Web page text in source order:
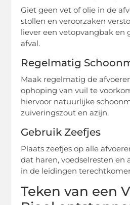
Giet geen vet of olie in de
stollen en veroorzaken
liever een vetopvangbak en
afval.
Regelmatig
Maak regelmatig de
ophoping van vuil te
hiervoor natuurlijke
zuiveringszout en azijn.
Gebruik Zeefjes
Plaats zeefjes op alle
dat haren, voedselresten en
in de leidingen
Teken van een